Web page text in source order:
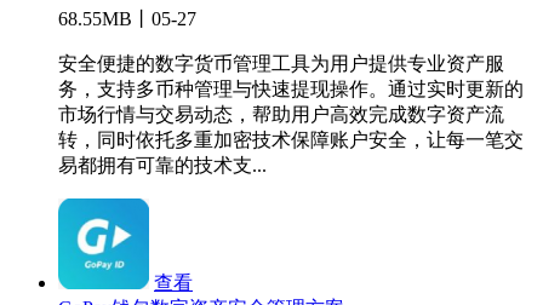
68.55MB丨05-27
安全便捷的数字货币管理工具为用户提供专业资产服
务，支持多币种管理与快速提现操作。通过实时更新的
市场行情与交易动态，帮助用户高效完成数字资产流
转，同时依托多重加密技术保障账户安全，让每一笔交
易都拥有可靠的技术支...
查看